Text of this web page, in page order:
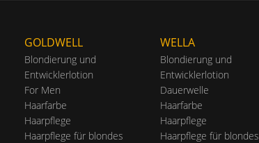
GOLDWELL
Blondierung und
Entwicklerlotion
For Men
Haarfarbe
Haarpflege
Haarpflege für blondes
WELLA
Blondierung und
Entwicklerlotion
Dauerwelle
Haarfarbe
Haarpflege
Haarpflege für blondes